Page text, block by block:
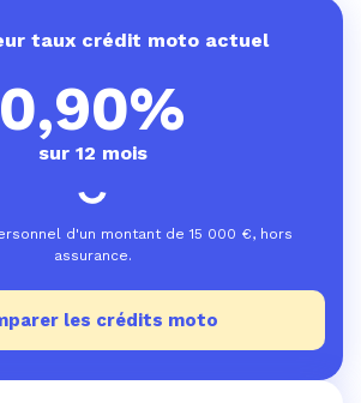
taux crédit moto actuel
0,90%
sur 12 mois
d'un montant de 15 000 €, hors
assurance.
les crédits moto